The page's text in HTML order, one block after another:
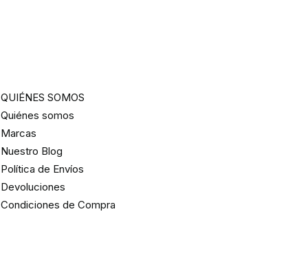
QUIÉNES SOMOS
Quiénes somos
Marcas
Nuestro Blog
Política de Envíos
Devoluciones
Condiciones de Compra